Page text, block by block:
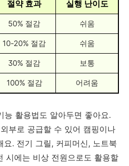
절약 효과 실행 난이도
50% 절감 쉬움
10-20% 절감 쉬움
30% 절감 보통
100% 절감 어려움
활용법도 알아두면 좋아요.
부로 공급할 수 있어 캠핑이나
. 전기 그릴, 커피머신, 노트북
시에는 비상 전원으로도 활용할